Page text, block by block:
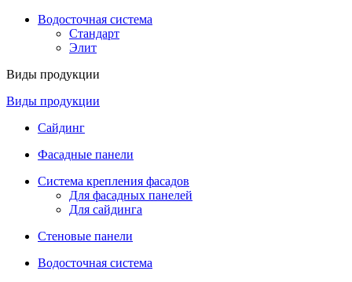
Водосточная система
Стандарт
Элит
Виды продукции
Виды продукции
Сайдинг
Фасадные панели
Система крепления фасадов
Для фасадных панелей
Для сайдинга
Стеновые панели
Водосточная система